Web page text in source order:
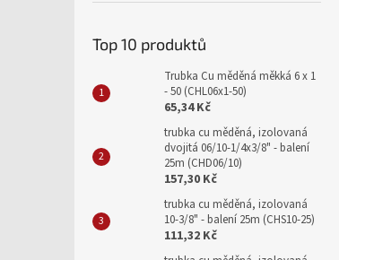
Top 10 produktů
Trubka Cu měděná měkká 6 x 1
- 50 (CHL06x1-50)
65,34 Kč
trubka cu měděná, izolovaná
dvojitá 06/10-1/4x3/8" - balení
25m (CHD06/10)
157,30 Kč
trubka cu měděná, izolovaná
10-3/8" - balení 25m (CHS10-25)
111,32 Kč